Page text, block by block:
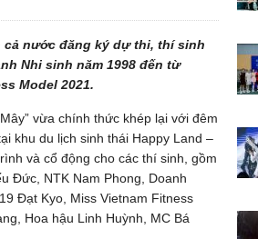
cả nước đăng ký dự thi, thí sinh
Nhi sinh năm 1998 đến từ
Model 2021.
vừa chính thức khép lại với đêm
khu du lịch sinh thái Happy Land –
và cổ động cho các thí sinh, gồm
Đức, NTK Nam Phong, Doanh
Đạt Kyo, Miss Vietnam Fitness
Hoa hậu Linh Huỳnh, MC Bá